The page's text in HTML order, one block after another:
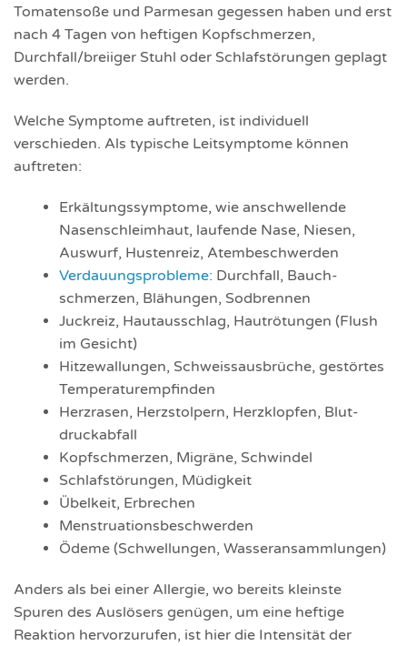
Tomatensoße und Parmesan gegessen haben und erst
nach 4 Tagen von heftigen Kopfschmerzen,
Durchfall/breiiger Stuhl oder Schlafstörungen geplagt
werden.
Welche Symptome auftreten, ist indi­viduell
verschieden. Als typische Leitsymp­tome können
auftreten:
Erkältungssymptome, wie anschwellende
Nasenschleim­haut, laufende Nase, Niesen,
Auswurf, Husten­reiz, Atem­be­schwer­den
Verdauungsprobleme: Durchfall, Bauch­
schmerzen, Blähungen, Sod­bren­nen
Juckreiz, Hautausschlag, Hautrötungen (Flush
im Gesicht)
Hitzewallungen, Schweiss­ausbrüche, gestörtes
Tempera­tur­emp­fin­den
Herzrasen, Herzstolpern, Herzklopfen, Blut­
druck­abfall
Kopfschmerzen, Migräne, Schwindel
Schlafstörungen, Müdigkeit
Übelkeit, Erbrechen
Menstruationsbeschwerden
Ödeme (Schwellungen, Wasseran­samm­lungen)
Anders als bei einer Allergie, wo bereits kleinste
Spuren des Auslösers genügen, um eine heftige
Reaktion hervor­zurufen, ist hier die Intensität der